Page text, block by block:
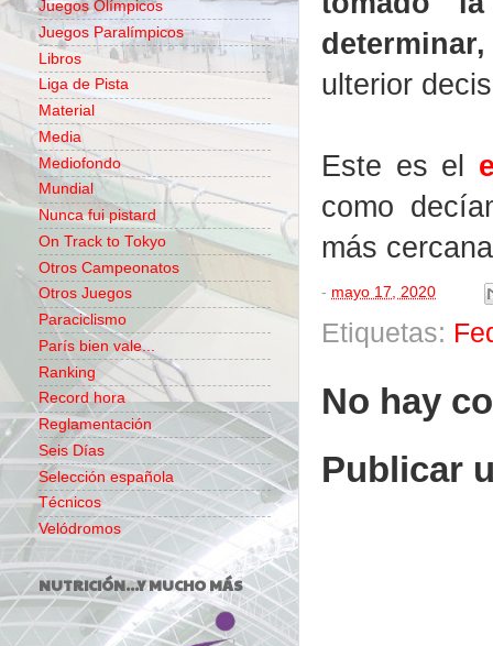
ulterior
Este es el
como
más
- mayo 17, 2020
Etiquetas:
No hay
Publicar
Juegos Olímpicos
Juegos Paralímpicos
Libros
Liga de Pista
Material
Media
Mediofondo
Mundial
Nunca fui pistard
On Track to Tokyo
Otros Campeonatos
Otros Juegos
Paraciclismo
París bien vale...
Ranking
Record hora
Reglamentación
Seis Días
Selección española
Técnicos
Velódromos
NUTRICIÓN...Y MUCHO MÁS